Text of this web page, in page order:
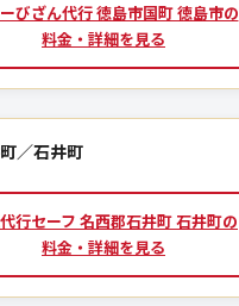
びざん代行 徳島市国町 徳島市の
料金・詳細を見る
／石井町
行セーフ 名西郡石井町 石井町の
料金・詳細を見る